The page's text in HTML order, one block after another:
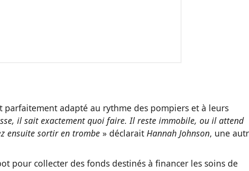
parfaitement adapté au rythme des pompiers et à leurs
il sait exactement quoi faire. Il reste immobile, ou il attend
ensuite sortir en trombe » déclarait Hannah Johnson, une
pour collecter des fonds destinés à financer les soins de